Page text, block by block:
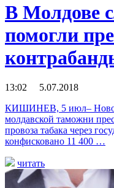
В Молдове
помогли
13:02 5.07.2018
КИШИНЕВ, 5 июл–
молдавской таможни
провоза табака через
конфисковано 11 400 …
читать